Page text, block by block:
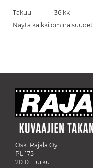
Takuu
36 kk
Näytä kaikki ominaisuudet
Osk. Rajala Oy
PL 175
20101 Turku